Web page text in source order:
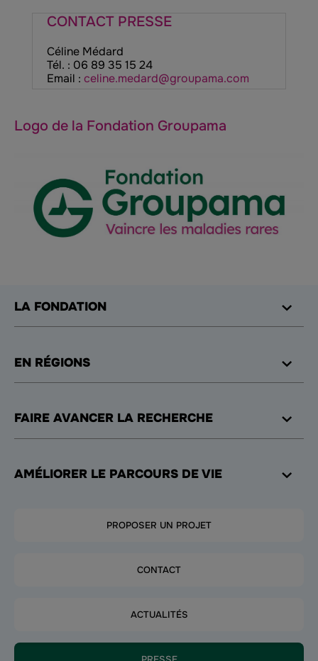
CONTACT PRESSE
Céline Médard
Tél. : 06 89 35 15 24
Email : celine.medard@groupama.com
Logo de la Fondation Groupama
LA FONDATION
EN RÉGIONS
FAIRE AVANCER LA RECHERCHE
AMÉLIORER LE PARCOURS DE VIE
PROPOSER UN PROJET
CONTACT
ACTUALITÉS